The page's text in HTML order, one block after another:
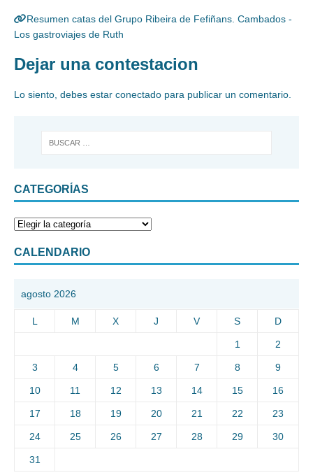
Resumen catas del Grupo Ribeira de Fefiñans. Cambados -
Los gastroviajes de Ruth
Dejar una contestacion
Lo siento, debes estar conectado para publicar un comentario.
CATEGORÍAS
CALENDARIO
agosto 2026
L M X J V S D
1 2
3 4 5 6 7 8 9
10 11 12 13 14 15 16
17 18 19 20 21 22 23
24 25 26 27 28 29 30
31